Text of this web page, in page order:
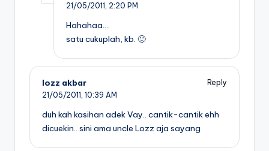
21/05/2011, 2:20 PM
Hahahaa….
satu cukuplah, kb. 🙂
lozz akbar
Reply
21/05/2011, 10:39 AM
duh kah kasihan adek Vay.. cantik-cantik ehh
dicuekin.. sini ama uncle Lozz aja sayang